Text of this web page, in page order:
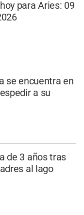
para Aries: 09
se encuentra en
a su
de 3 años tras
al lago